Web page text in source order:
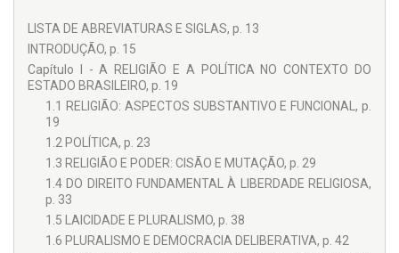
LISTA DE ABREVIATURAS E SIGLAS, p. 13
INTRODUÇÃO, p. 15
Capítulo I - A RELIGIÃO E A POLÍTICA NO CONTEXTO DO
ESTADO BRASILEIRO, p. 19
1.1 RELIGIÃO: ASPECTOS SUBSTANTIVO E FUNCIONAL, p.
19
1.2 POLÍTICA, p. 23
1.3 RELIGIÃO E PODER: CISÃO E MUTAÇÃO, p. 29
1.4 DO DIREITO FUNDAMENTAL À LIBERDADE RELIGIOSA,
p. 33
1.5 LAICIDADE E PLURALISMO, p. 38
1.6 PLURALISMO E DEMOCRACIA DELIBERATIVA, p. 42